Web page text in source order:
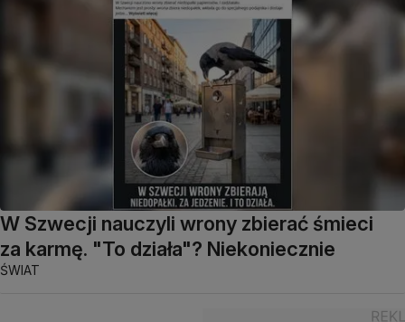
W Szwecji nauczyli wrony zbierać śmieci
za karmę. "To działa"? Niekoniecznie
ŚWIAT